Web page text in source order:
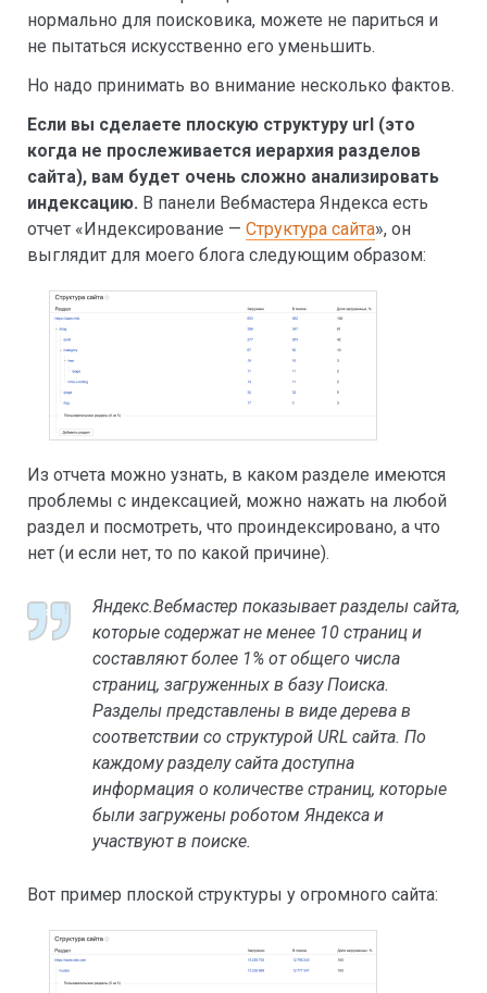
нормально для поисковика, можете не париться и
не пытаться искусственно его уменьшить.
Но надо принимать во внимание несколько фактов.
Если вы сделаете плоскую структуру url (это
когда не прослеживается иерархия разделов
сайта), вам будет очень сложно анализировать
индексацию. В панели Вебмастера Яндекса есть
отчет «Индексирование — Структура сайта», он
выглядит для моего блога следующим образом:
Из отчета можно узнать, в каком разделе имеются
проблемы с индексацией, можно нажать на любой
раздел и посмотреть, что проиндексировано, а что
нет (и если нет, то по какой причине).
Яндекс.Вебмастер показывает разделы сайта,
которые содержат не менее 10 страниц и
составляют более 1% от общего числа
страниц, загруженных в базу Поиска.
Разделы представлены в виде дерева в
соответствии со структурой URL сайта. По
каждому разделу сайта доступна
информация о количестве страниц, которые
были загружены роботом Яндекса и
участвуют в поиске.
Вот пример плоской структуры у огромного сайта: